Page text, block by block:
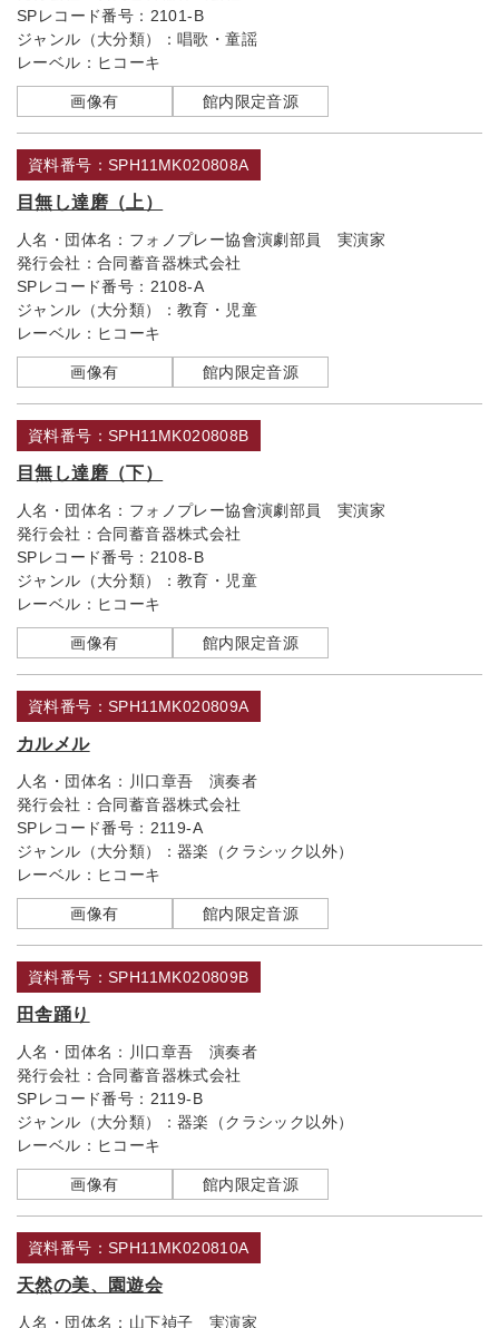
SPレコード番号： 2101-B
ジャンル（大分類）： 唱歌・童謡
レーベル： ヒコーキ
画像有 館内限定音源
資料番号：SPH11MK020808A
目無し達磨（上）
人名・団体名： フォノプレー協會演劇部員 実演家
発行会社： 合同蓄音器株式会社
SPレコード番号： 2108-A
ジャンル（大分類）： 教育・児童
レーベル： ヒコーキ
画像有 館内限定音源
資料番号：SPH11MK020808B
目無し達磨（下）
人名・団体名： フォノプレー協會演劇部員 実演家
発行会社： 合同蓄音器株式会社
SPレコード番号： 2108-B
ジャンル（大分類）： 教育・児童
レーベル： ヒコーキ
画像有 館内限定音源
資料番号：SPH11MK020809A
カルメル
人名・団体名： 川口章吾 演奏者
発行会社： 合同蓄音器株式会社
SPレコード番号： 2119-A
ジャンル（大分類）： 器楽（クラシック以外）
レーベル： ヒコーキ
画像有 館内限定音源
資料番号：SPH11MK020809B
田舎踊り
人名・団体名： 川口章吾 演奏者
発行会社： 合同蓄音器株式会社
SPレコード番号： 2119-B
ジャンル（大分類）： 器楽（クラシック以外）
レーベル： ヒコーキ
画像有 館内限定音源
資料番号：SPH11MK020810A
天然の美、園遊会
人名・団体名： 山下禎子 実演家